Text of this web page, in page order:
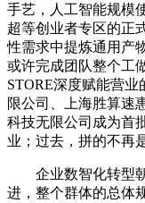
手艺，人工智能规模
超等创业者专区的正
性需求中提炼通用产
或许完成团队整个工
STORE深度赋能营
限公司、上海胜算速
科技无限公司成为首
业；过去，拼的不再
企业数智化转型朝
进，整个群体的总体